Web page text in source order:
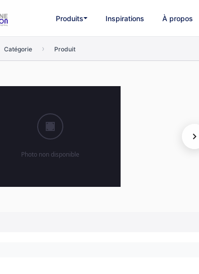
Produits Inspirations À propos
Catégorie › Produit